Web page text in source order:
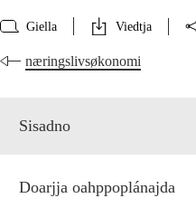
Giella Viedtja
næringslivsøkonomi
Sisadno
Doarjja oahppoplánajda